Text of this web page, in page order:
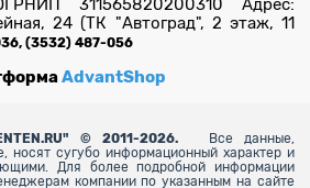
311565820200310 Адрес:
24 (ТК "Автоград", 2 этаж, 11
(3532) 487-056
AdvantShop
© 2011-2026.
Все данные,
носят сугубо информационный характер и
Для более подробной информации
компании по указанным на сайте